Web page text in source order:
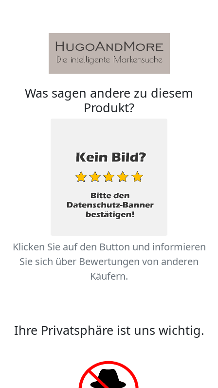
Was sagen andere zu diesem
Produkt?
Klicken Sie auf den Button und informieren
Sie sich über Bewertungen von anderen
Käufern.
Ihre Privatsphäre ist uns wichtig.